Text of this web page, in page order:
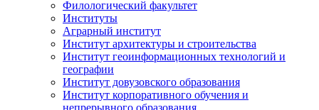
Филологический факультет
Институты
Аграрный институт
Институт архитектуры и строительства
Институт геоинформационных технологий и
географии
Институт довузовского образования
Институт корпоративного обучения и
непрерывного образования